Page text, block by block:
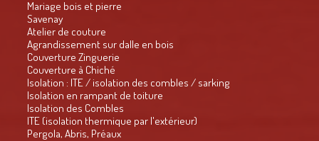
Mariage bois et pierre
Savenay
Atelier de couture
Agrandissement sur dalle en bois
Couverture Zinguerie
Couverture à Chiché
Isolation : ITE / isolation des combles / sarking
Isolation en rampant de toiture
Isolation des Combles
ITE (isolation thermique par l'extérieur)
Pergola, Abris, Préaux